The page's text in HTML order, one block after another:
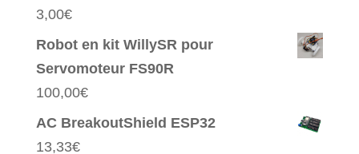
3,00€
Robot en kit WillySR pour
Servomoteur FS90R
100,00€
AC BreakoutShield ESP32
13,33€